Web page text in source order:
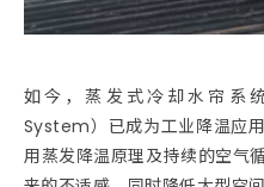
如今，蒸发式冷却水帘系
System）已成为工业降温应
用蒸发降温原理及持续的空气